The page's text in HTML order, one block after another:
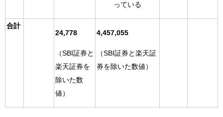
っている
合計
24,778
（SBI証券と
楽天証券を
除いた数
値）
4,457,055
（SBI証券と楽天証
券を除いた数値）